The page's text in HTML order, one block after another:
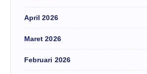
April 2026
Maret 2026
Februari 2026